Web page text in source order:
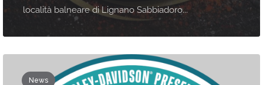
località balneare di Lignano Sabbiadoro...
News